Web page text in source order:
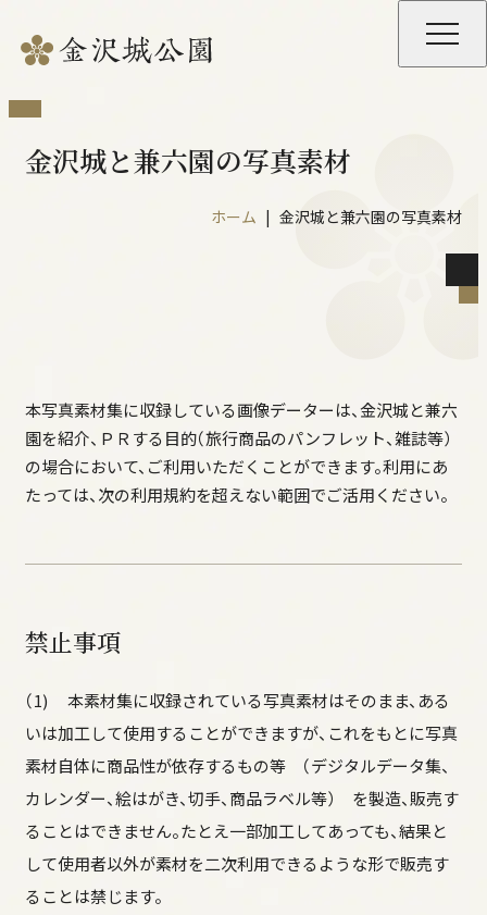
重要文化財の特別公開
夜間開園・ライトアップ
ガイドサービス
よくある質問
園内のご案内
金沢城の歴史
金沢城公園の魅力
休憩所、ガイダンス施設
金沢城と兼六園の写真素材
ホーム 金沢城と兼六園の写真素材
本写真素材集に収録している画像データーは、金沢城と兼六
園を紹介、ＰＲする目的（旅行商品のパンフレット、雑誌等）
の場合において、ご利用いただくことができます。利用にあ
たっては、次の利用規約を超えない範囲でご活用ください。
禁止事項
（1) 本素材集に収録されている写真素材はそのまま、ある
いは加工して使用することができますが、これをもとに写真
素材自体に商品性が依存するもの等 （デジタルデータ集、
カレンダー、絵はがき、切手、商品ラベル等） を製造、販売す
ることはできません。たとえ一部加工してあっても、結果と
して使用者以外が素材を二次利用できるような形で販売す
ることは禁じます。